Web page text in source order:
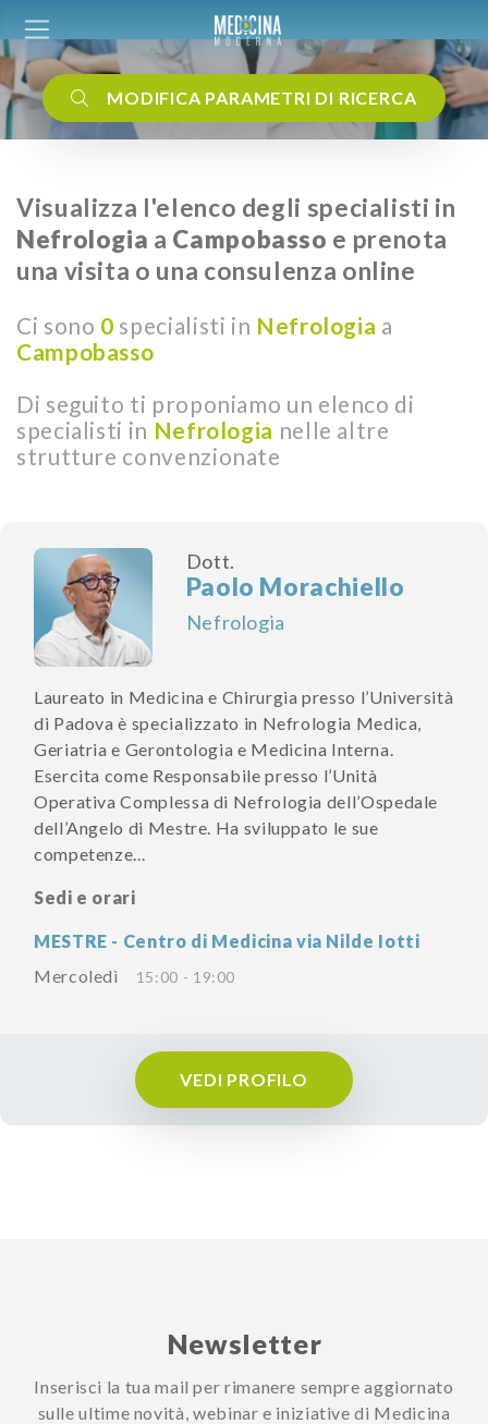
MODIFICA PARAMETRI DI RICERCA
Visualizza l'elenco degli specialisti in
Nefrologia a Campobasso e prenota
una visita o una consulenza online
Ci sono 0 specialisti in Nefrologia a
Campobasso
Di seguito ti proponiamo un elenco di
specialisti in Nefrologia nelle altre
strutture convenzionate
Dott.
Paolo Morachiello
Nefrologia
Laureato in Medicina e Chirurgia presso l’Università
di Padova è specializzato in Nefrologia Medica,
Geriatria e Gerontologia e Medicina Interna.
Esercita come Responsabile presso l’Unità
Operativa Complessa di Nefrologia dell’Ospedale
dell’Angelo di Mestre. Ha sviluppato le sue
competenze...
Sedi e orari
MESTRE - Centro di Medicina via Nilde Iotti
Mercoledì
15:00 - 19:00
VEDI PROFILO
Newsletter
Inserisci la tua mail per rimanere sempre aggiornato
sulle ultime novità, webinar e iniziative di Medicina